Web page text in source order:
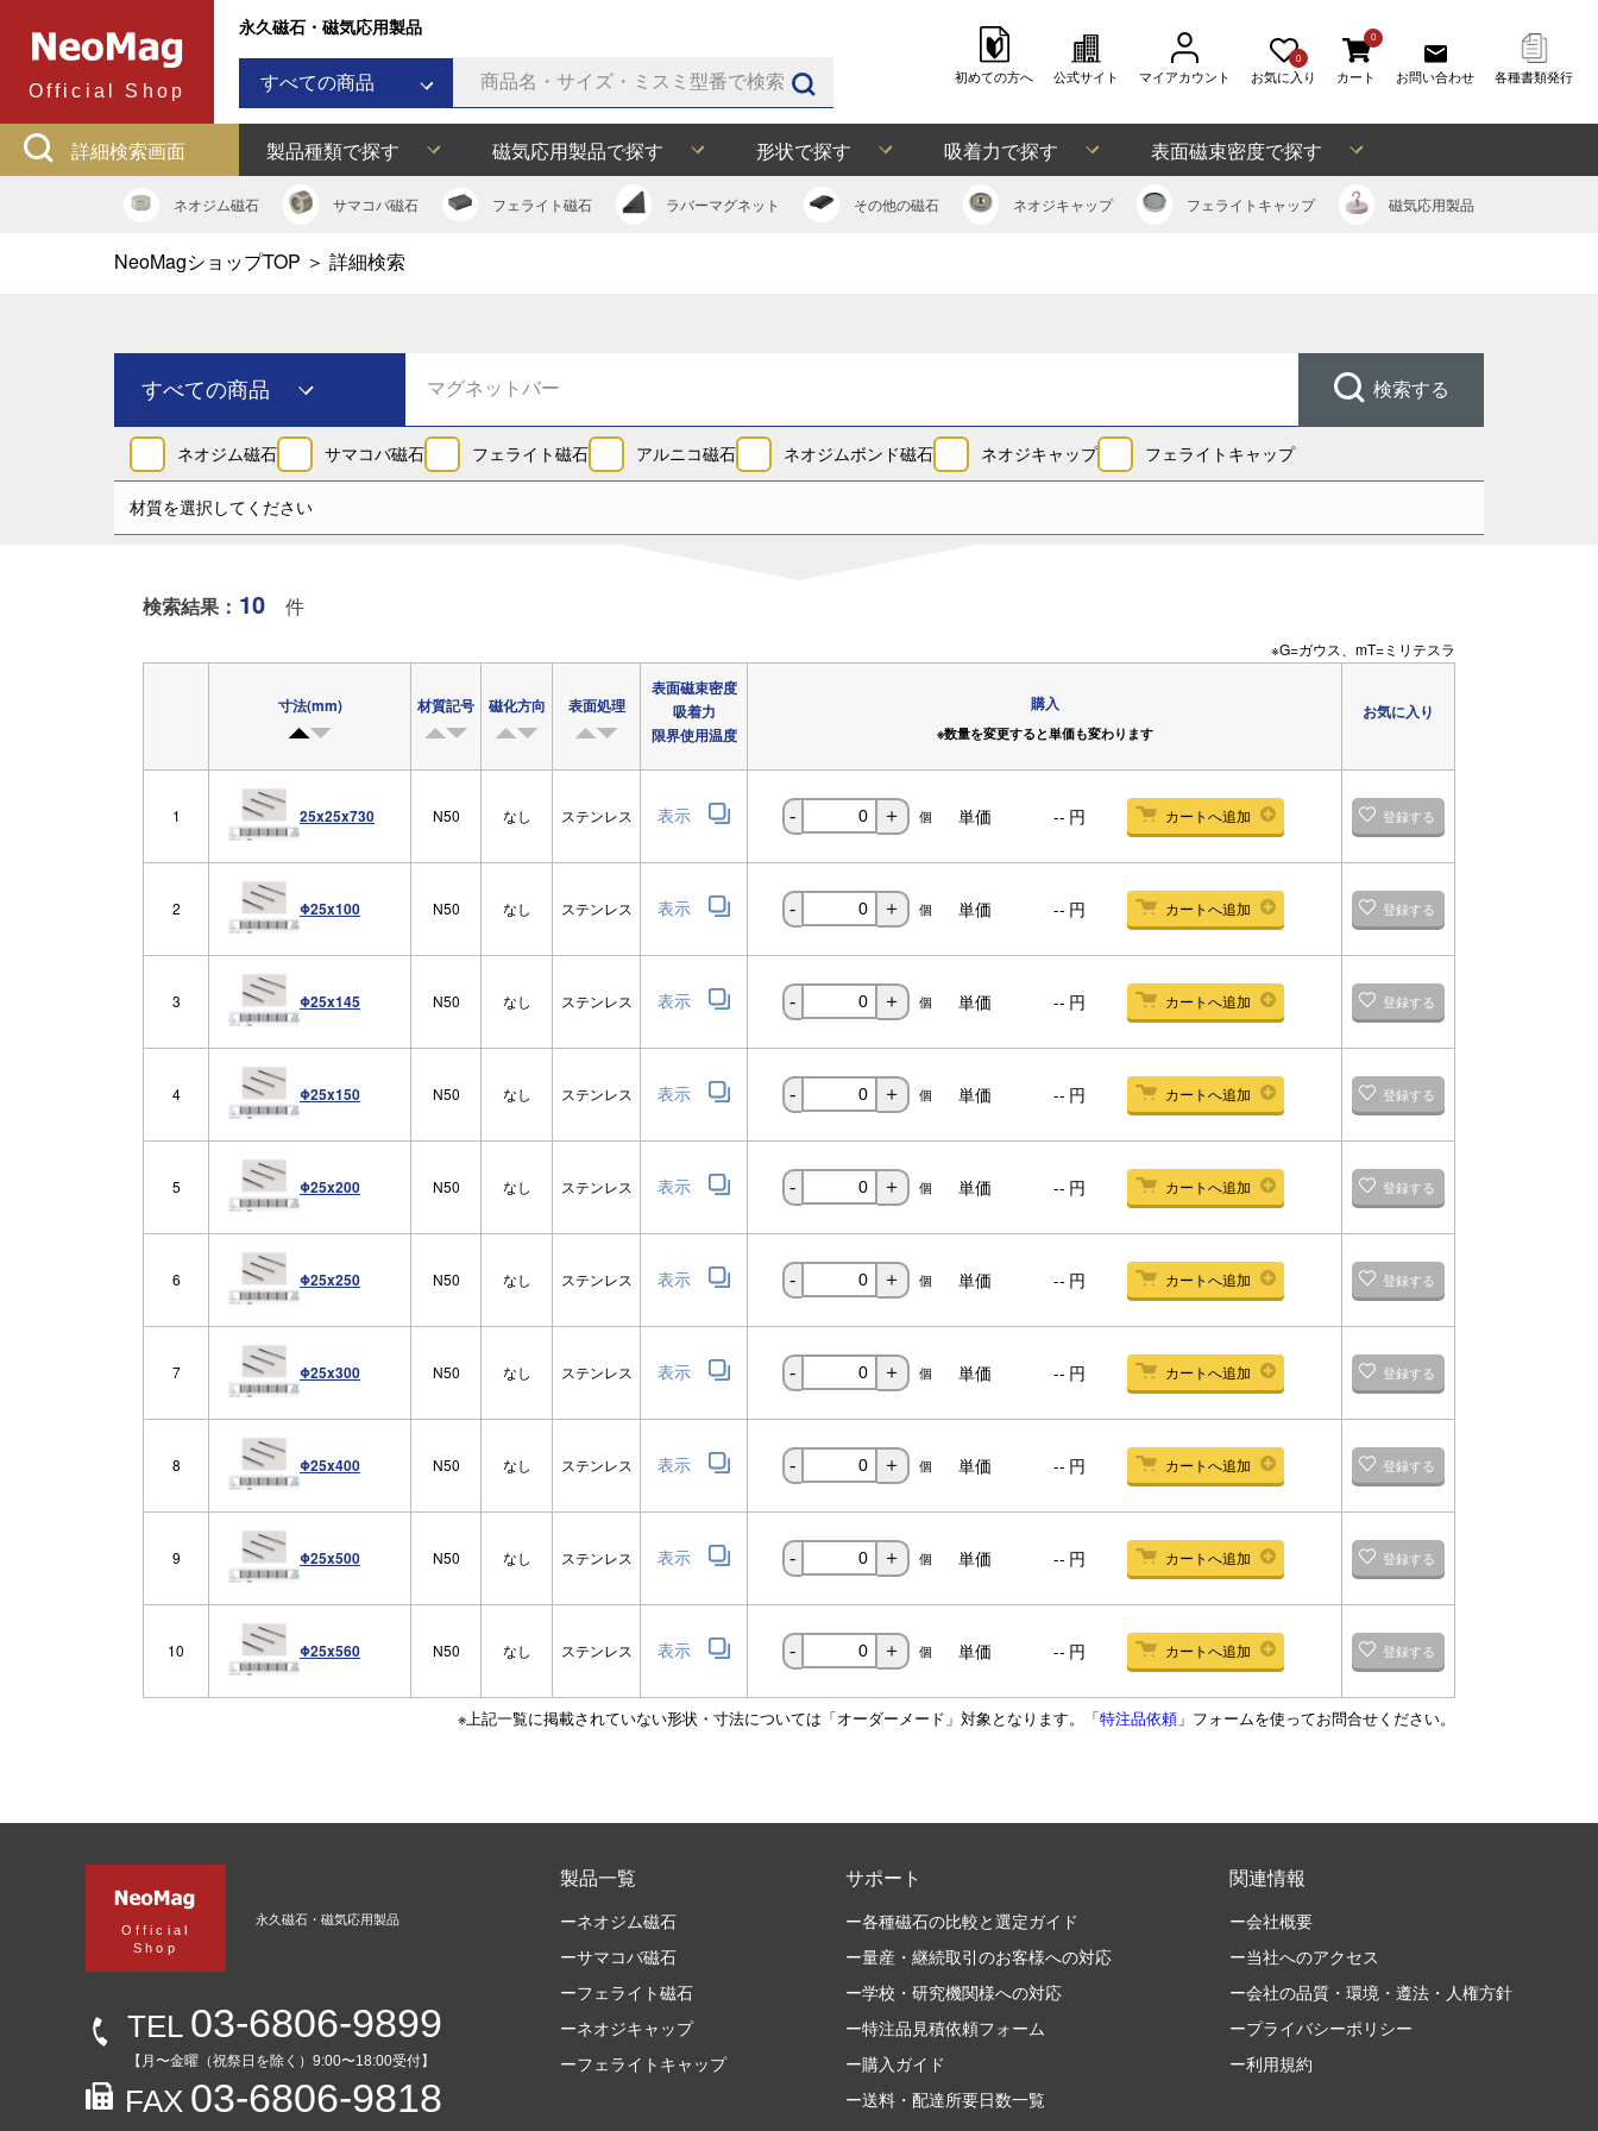
Official Shop
永久磁石・磁気応用製品
すべての商品
サマコバ磁石
フェライト磁石
アルニコ磁石
ネオジフック
フェライトフック
マグネットバー
多用途吸着バー
マグネット吸着器
マグネットキャッチャ
磁気計測器
初めての方へ 公式サイト マイアカウント
0
お気に入り
0
カート お問い合わせ 各種書類発行
詳細検索画面 製品種類で探す 磁気応用製品で探す 形状で探す 吸着力で探す 表面磁束密度で探す
ネオジム磁石 サマコバ磁石 フェライト磁石 ラバーマグネット その他の磁石 ネオジキャップ フェライト キャップ 磁気応用製品
NeoMagショップTOP ＞ 詳細検索
すべての商品
ネオジム磁石
サマコバ磁石
フェライト磁石
ネオジキャップ
検索する
ネオジム磁石 サマコバ磁石 フェライト磁石 アルニコ磁石 ネオジムボンド磁石 ネオジキャップ フェライトキャップ
材質を選択してください
検索結果： 10 件
※G=ガウス、mT=ミリテスラ
寸法(mm) 材質記号 磁化方向 表面処理
表面磁束密度
吸着力
限界使用温度
購入
※数量を変更すると単価も変わります
お気に入り
1 25x25x730 N50 なし ステンレス 表示 - ＋ 個 単価 -- 円 カートへ追加 登録する
2 Φ25x100 N50 なし ステンレス 表示 - ＋ 個 単価 -- 円 カートへ追加 登録する
3 Φ25x145 N50 なし ステンレス 表示 - ＋ 個 単価 -- 円 カートへ追加 登録する
4 Φ25x150 N50 なし ステンレス 表示 - ＋ 個 単価 -- 円 カートへ追加 登録する
5 Φ25x200 N50 なし ステンレス 表示 - ＋ 個 単価 -- 円 カートへ追加 登録する
6 Φ25x250 N50 なし ステンレス 表示 - ＋ 個 単価 -- 円 カートへ追加 登録する
7 Φ25x300 N50 なし ステンレス 表示 - ＋ 個 単価 -- 円 カートへ追加 登録する
8 Φ25x400 N50 なし ステンレス 表示 - ＋ 個 単価 -- 円 カートへ追加 登録する
9 Φ25x500 N50 なし ステンレス 表示 - ＋ 個 単価 -- 円 カートへ追加 登録する
10 Φ25x560 N50 なし ステンレス 表示 - ＋ 個 単価 -- 円 カートへ追加 登録する
※上記一覧に掲載されていない形状・寸法については「オーダーメード」対象となります。「特注品依頼 」フォームを使ってお問合せください。
Official
Shop
永久磁石・磁気応用製品
TEL 03-6806-9899
【月〜金曜（祝祭日を除く）9:00〜18:00受付】
FAX 03-6806-9818
製品一覧
ーネオジム磁石
ーサマコバ磁石
ーフェライト磁石
ーネオジキャップ
ーフェライトキャップ
サポート
ー各種磁石の比較と選定ガイド
ー量産・継続取引のお客様への対応
ー学校・研究機関様への対応
ー特注品見積依頼フォーム
ー購入ガイド
ー送料・配達所要日数一覧
関連情報
ー会社概要
ー当社へのアクセス
ー会社の品質・環境・遵法・人権方針
ープライバシーポリシー
ー利用規約